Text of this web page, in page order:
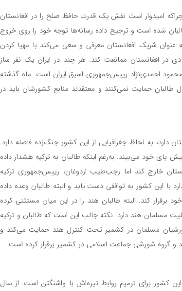
چراکه امیدوار است نقش یک قدرت حافظ صلح را در افغانستان
شده است و ترجیح داده رسانه‌ها توجه خود را روی خروج
عنوان شریک افغانستان معرفی و سعی می‌کند با مهیا کردن
در افغانستان ممانعت کند. هر چند در ایران یک نفر ساز
احمدی‌نژاد رییس‌جمهوری اسبق ایران است. ماه گذشته
طالبان حمایت نمی‌کنند و معتقدند منابع کشورشان باید در
۹۰۰ کیلومتری با افغانستان دارد، به لحاظ جغرافیایی از این کشور جنگ‌زده فاصله دارد.
پای خود می‌بیند. به‌رغم اینکه طالبان به ترکیه هشدار داده
تا تاریخ ۳۱ آگوست از افغانستان خارج کند اما رجب‌طیب اردوغان، رییس‌جمهوری ترکیه
با این کشور به توافقی دست یابد و البته طالبان وعده داده
کند. البته طالبان هند را در این میان مستثنی کرده
مسلمان هند دارد. نکته جالب این است که طالبان و ترکیه
مسلمان در کشمیر تحت کنترل هند حمایت می‌کند و
گروه شورشی جماعت اسلامی در کشمیر برقرار کرده است.
کشور برای ترمیم روابط تیره‌اش با واشنگتن است. از سال